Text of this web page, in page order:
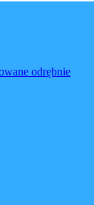
odrębnie